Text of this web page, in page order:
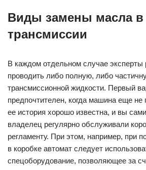
Виды замены масла в
трансмиссии
В каждом отдельном случае эксперты
проводить либо полную, либо
трансмиссионной жидкости. Первый
предпочтителен, когда машина еще
ее история хорошо известна, и вы
владелец регулярно обслуживали
регламенту. При этом, например, при
в коробке автомат следует
спецоборудование, позволяющее за